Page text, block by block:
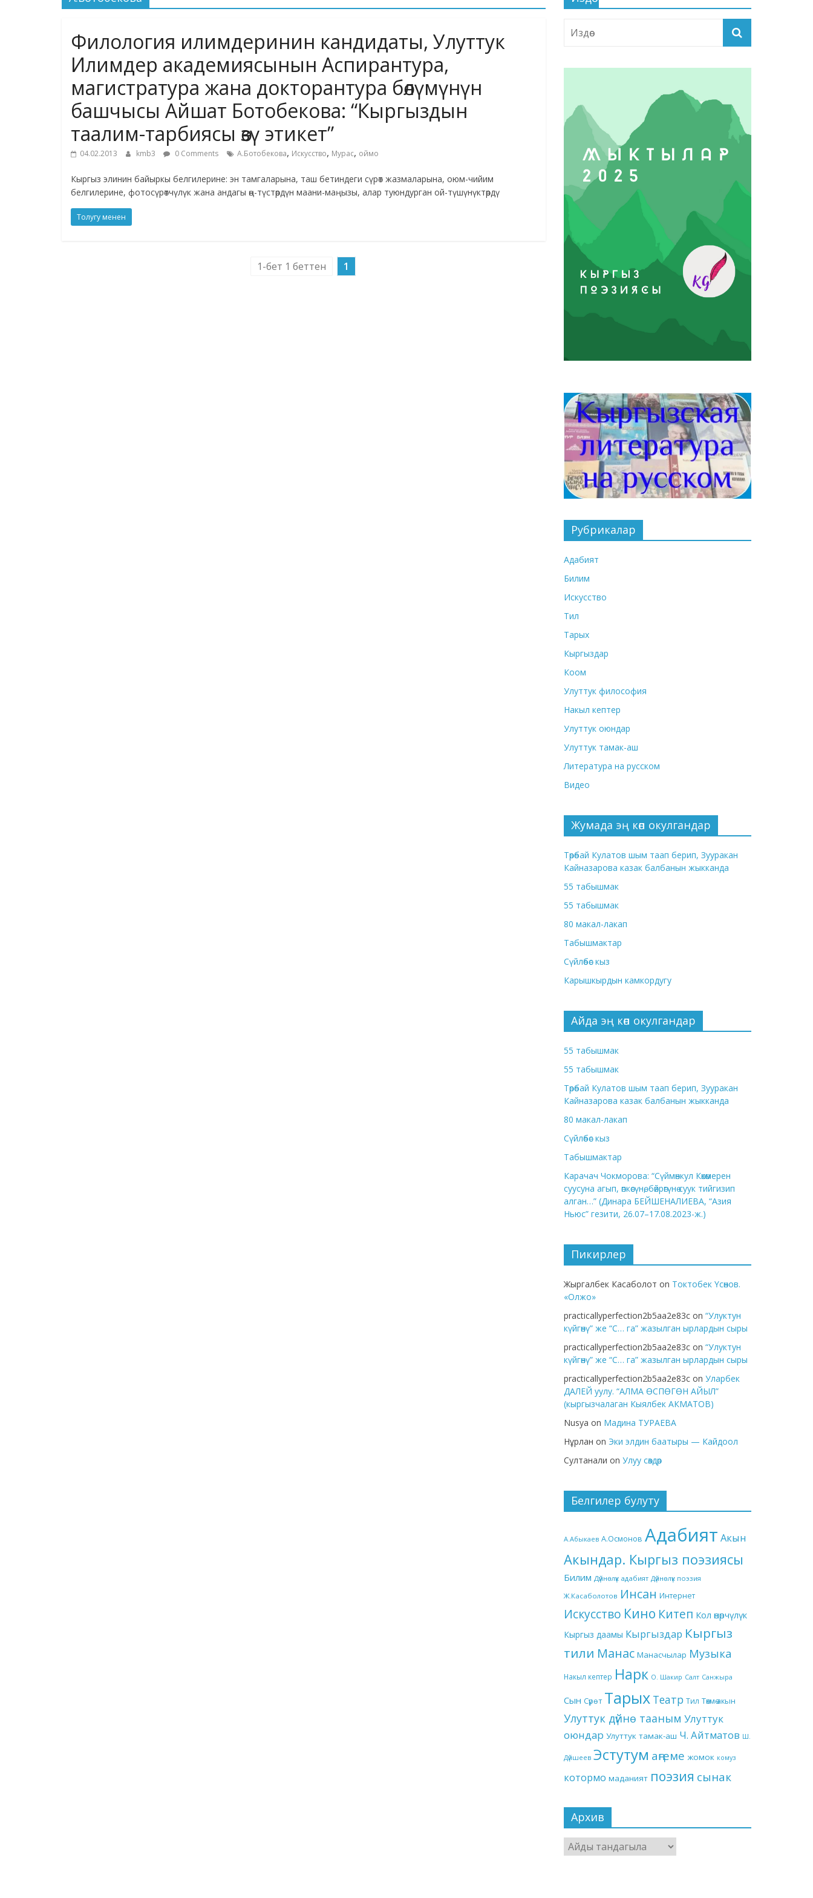
Филология илимдеринин кандидаты, Улуттук
Илимдер академиясынын Аспирантура,
магистратура жана докторантура бөлүмүнүн
башчысы Айшат Ботобекова: “Кыргыздын
таалим-тарбиясы өзү этикет”
04.02.2013 kmb3 0 Comments А.Ботобекова, Искусство, Мурас, оймо
Кыргыз элинин байыркы белгилерине: эн тамгаларына, таш бетиндеги сүрөт жазмаларына, оюм-чийим
белгилерине, фотосүрөтчүлүк жана андагы өң-түстөрдүн маани-маңызы, алар туюндурган ой-түшүнүктөрдү
Толугу менен
1-бет 1 беттен 1
Рубрикалар
Адабият
Билим
Искусство
Тил
Тарых
Кыргыздар
Коом
Улуттук философия
Накыл кептер
Улуттук оюндар
Улуттук тамак-аш
Литература на русском
Видео
Жумада эң көп окулгандар
Төрөбай Кулатов шым таап берип, Зууракан
Кайназарова казак балбанын жыкканда
55 табышмак
55 табышмак
80 макал-лакап
Табышмактар
Сүйлөбөс кыз
Карышкырдын камкордугу
Айда эң көп окулгандар
55 табышмак
55 табышмак
Төрөбай Кулатов шым таап берип, Зууракан
Кайназарова казак балбанын жыкканда
80 макал-лакап
Сүйлөбөс кыз
Табышмактар
Карачач Чокморова: “Сүймөнкул Көкөмерен
суусуна агып, өпкөсүнө, бөйрөгүнө суук тийгизип
алган…” (Динара БЕЙШЕНАЛИЕВА, “Азия
Ньюс” гезити, 26.07–17.08.2023-ж.)
Пикирлер
Жыргалбек Касаболот on Токтобек Үсөнов.
«Олжо»
practicallyperfection2b5aa2e83c on “Улуктун
күйгөнү” же “С… га” жазылган ырлардын сыры
practicallyperfection2b5aa2e83c on “Улуктун
күйгөнү” же “С… га” жазылган ырлардын сыры
practicallyperfection2b5aa2e83c on Уларбек
ДАЛЕЙ уулу. “АЛМА ӨСПӨГӨН АЙЫЛ”
(кыргызчалаган Кыялбек АКМАТОВ)
Nusya on Мадина ТУРАЕВА
Нұрлан on Эки элдин баатыры — Кайдоол
Султанали on Улуу сөздөр
Белгилер булуту
А.Абыкаев А.Осмонов Адабият Акын
Акындар. Кыргыз поэзиясы
Билим Дүйнөлүк адабият Дүйнөлүк поэзия
Ж.Касаболотов Инсан Интернет
Искусство Кино Китеп Кол өнөрчүлүк
Кыргыз даамы Кыргыздар Кыргыз
тили Манас Манасчылар Музыка
Накыл кептер Нарк О. Шакир Салт Санжыра
Сын Сүрөт Тарых Театр Тил Төкмө акын
Улуттук дүйнө тааным Улуттук
оюндар Улуттук тамак-аш Ч. Айтматов Ш.
Дүйшеев Эстутум аңгеме жомок комуз
котормо маданият поэзия сынак
Архив
Архив